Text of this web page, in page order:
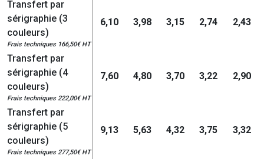
Transfert par
sérigraphie (3
couleurs)
Frais techniques 166,50€ HT
6,10 3,98 3,15 2,74 2,43
Transfert par
sérigraphie (4
couleurs)
Frais techniques 222,00€ HT
7,60 4,80 3,70 3,22 2,90
Transfert par
sérigraphie (5
couleurs)
Frais techniques 277,50€ HT
9,13 5,63 4,32 3,75 3,32